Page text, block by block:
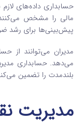
حسابداری داده‌های
مالی را مشخص
پیش‌بینی‌ها برای رشد
مدیران می‌توانند از
می‌دهد. حسابداری
بلندمدت را تضمین
مدیریت